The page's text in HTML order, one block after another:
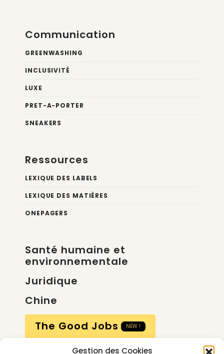
Gestion des Cookies
Communication
GREENWASHING
INCLUSIVITÉ
LUXE
PRET-A-PORTER
SNEAKERS
Ressources
LEXIQUE DES LABELS
LEXIQUE DES MATIÈRES
ONEPAGERS
Santé humaine et
environnementale
Juridique
Chine
The Good Jobs
NEW !